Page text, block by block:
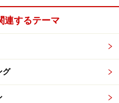
所＞
Col. San Rafael.
（レフォルマ）駅より西
連するテーマ
グ